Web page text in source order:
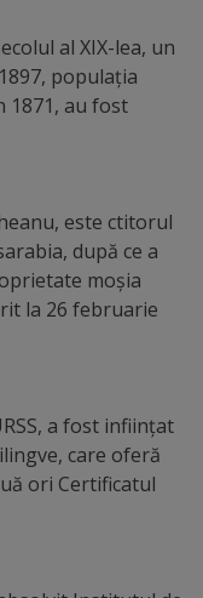
al XIX-lea, un
populația
1871, au fost
este ctitorul
după ce a
moșia
la 26 februarie
a fost inființat
care oferă
ori Certificatul